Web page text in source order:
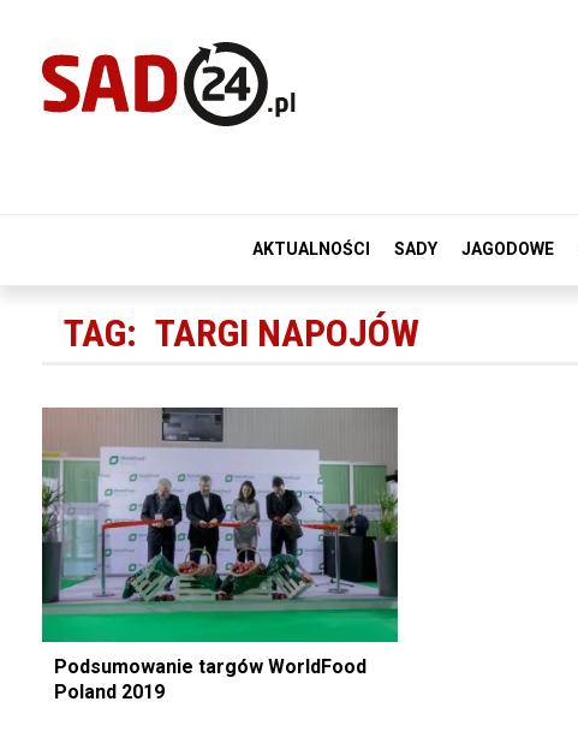
AKTUALNOŚCI SADY JAGODOWE
TAG: TARGI NAPOJÓW
Podsumowanie targów WorldFood
Poland 2019